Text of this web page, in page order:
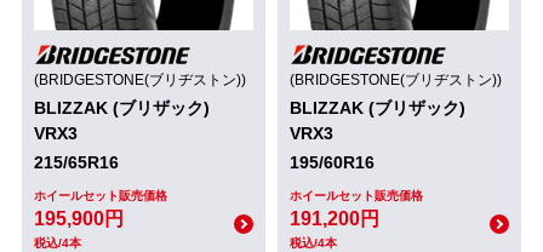
(BRIDGESTONE(ブリヂストン))
BLIZZAK (ブリザック)
VRX3
215/65R16
ホイールセット販売価格
195,900円
税込/4本
(BRIDGESTONE(ブリヂストン))
BLIZZAK (ブリザック)
VRX3
195/60R16
ホイールセット販売価格
191,200円
税込/4本